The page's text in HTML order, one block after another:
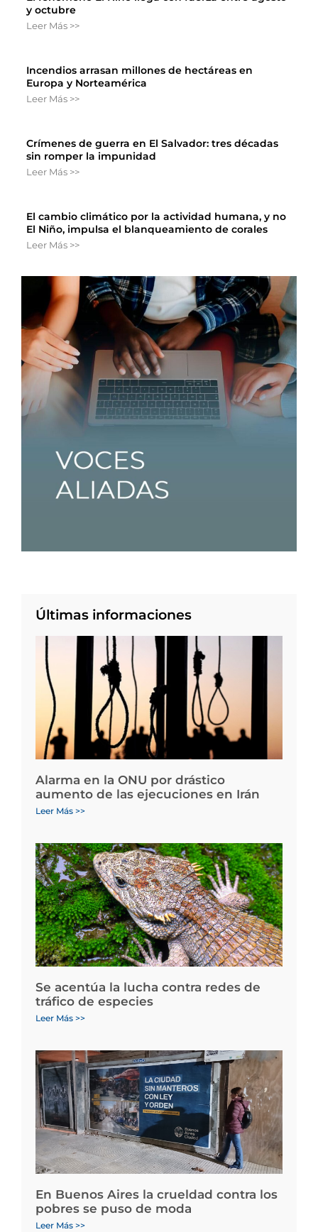
y octubre
Leer Más >>
Incendios arrasan millones de hectáreas en
Europa y Norteamérica
Leer Más >>
Crímenes de guerra en El Salvador: tres décadas
sin romper la impunidad
Leer Más >>
El cambio climático por la actividad humana, y no
El Niño, impulsa el blanqueamiento de corales
Leer Más >>
Últimas informaciones
Alarma en la ONU por drástico
aumento de las ejecuciones en Irán
Leer Más >>
Se acentúa la lucha contra redes de
tráfico de especies
Leer Más >>
En Buenos Aires la crueldad contra los
pobres se puso de moda
Leer Más >>